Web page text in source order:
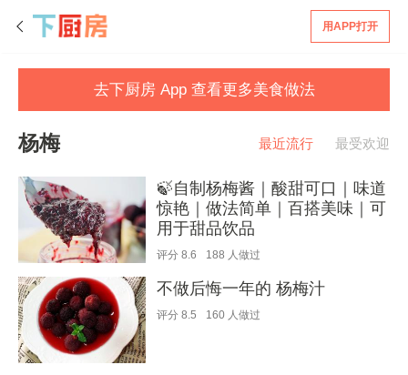
用APP打开
去下厨房 App 查看更多美食做法
杨梅 最近流行 最受欢迎
🍃自制杨梅酱｜酸甜可口｜味道
惊艳｜做法简单｜百搭美味｜可
用于甜品饮品
评分 8.6 188 人做过
不做后悔一年的 杨梅汁
评分 8.5 160 人做过